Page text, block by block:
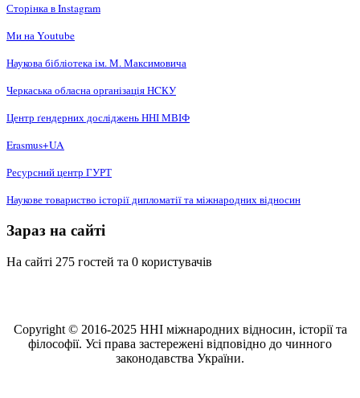
Сторінка в Instagram
Ми на Youtube
Наукова бібліотека ім. М. Максимовича
Черкаська обласна організація НCКУ
Центр ґендерних досліджень ННІ МВІФ
Erasmus+UA
Ресурсний центр ГУРТ
Наукове товариство історії дипломатії та міжнародних відносин
Зараз на сайті
На сайті 275 гостей та 0 користувачів
Copyright © 2016-2025 ННІ міжнародних відносин, історії та
філософії. Усі права застережені відповідно до чинного
законодавства України.